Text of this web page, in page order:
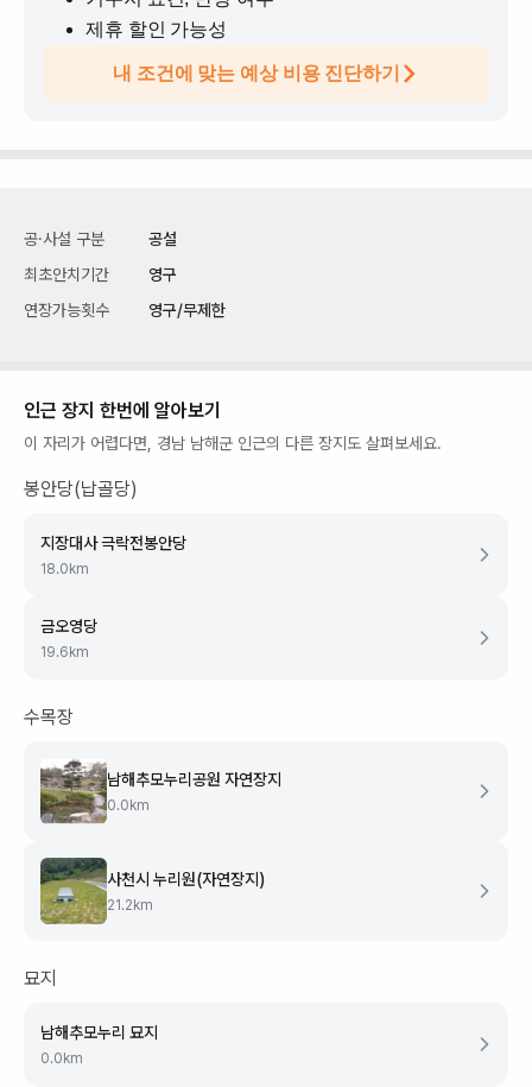
제휴 할인 가능성
내 조건에 맞는 예상 비용 진단하기
공·사설 구분
공설
최초안치기간
영구
연장가능횟수
영구/무제한
인근 장지 한번에 알아보기
이 자리가 어렵다면, 경남 남해군 인근의 다른 장지도 살펴보세요.
봉안당(납골당)
지장대사 극락전봉안당
18.0 km
금오영당
19.6 km
수목장
남해추모누리공원 자연장지
0.0 km
사천시 누리원(자연장지)
21.2 km
묘지
남해추모누리 묘지
0.0 km